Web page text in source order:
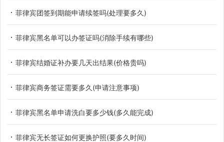
菲律宾团签到期能申请续签吗(处理要多久)
菲律宾黑名单可以办签证吗(消除手续有哪些)
菲律宾结婚证补办要几天出结果(价格贵吗)
菲律宾商务签证需要多久(申请注意事项)
菲律宾黑名单申请洗白要多少钱(多久能完成)
菲律宾无长签证如何更换护照(要多久时间)